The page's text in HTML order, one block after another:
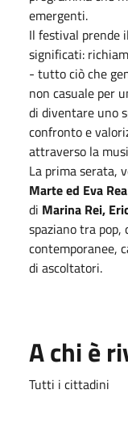
emergenti.
Il festival prende
significati:
- tutto ciò che
non casuale per
di diventare uno
confronto e
attraverso la
La prima serata,
Marte ed Eva Rea
di Marina Rei,
spaziano tra
contemporanee,
di ascoltatori.
A chi è
Tutti i cittadini